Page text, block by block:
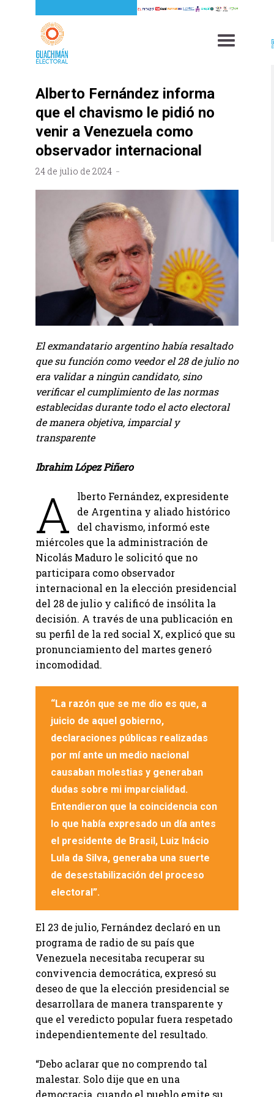
Alberto Fernández informa
que el chavismo le pidió no
venir a Venezuela como
observador internacional
24 de julio de 2024
El exmandatario argentino había resaltado
que su función como veedor el 28 de julio no
era validar a ningún candidato, sino
verificar el cumplimiento de las normas
establecidas durante todo el acto electoral
de manera objetiva, imparcial y
transparente
Ibrahim López Piñero
A
lberto Fernández, expresidente
de Argentina y aliado histórico
del chavismo, informó este
miércoles que la administración de
Nicolás Maduro le solicitó que no
participara como observador
internacional en la elección presidencial
del 28 de julio y calificó de insólita la
decisión. A través de una publicación en
su perfil de la red social X, explicó que su
pronunciamiento del martes generó
incomodidad.
“La razón que se me dio es que, a
juicio de aquel gobierno,
declaraciones públicas realizadas
por mí ante un medio nacional
causaban molestias y generaban
dudas sobre mi imparcialidad.
Entendieron que la coincidencia con
lo que había expresado un día antes
el presidente de Brasil, Luiz Inácio
Lula da Silva, generaba una suerte
de desestabilización del proceso
electoral”.
El 23 de julio, Fernández declaró en un
programa de radio de su país que
Venezuela necesitaba recuperar su
convivencia democrática, expresó su
deseo de que la elección presidencial se
desarrollara de manera transparente y
que el veredicto popular fuera respetado
independientemente del resultado.
“Debo aclarar que no comprendo tal
malestar. Solo dije que en una
democracia, cuando el pueblo emite su